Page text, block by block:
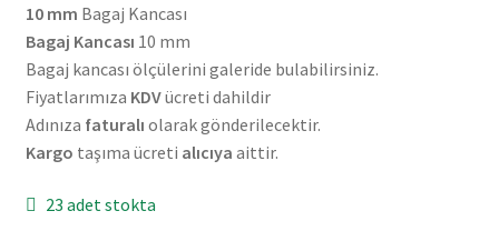
10 mm Bagaj Kancası
Bagaj Kancası 10 mm
Bagaj kancası ölçülerini galeride bulabilirsiniz.
Fiyatlarımıza KDVücreti dahildir
Adınıza faturalı olarak gönderilecektir.
Kargo taşıma ücreti alıcıya aittir.
23 adet stokta